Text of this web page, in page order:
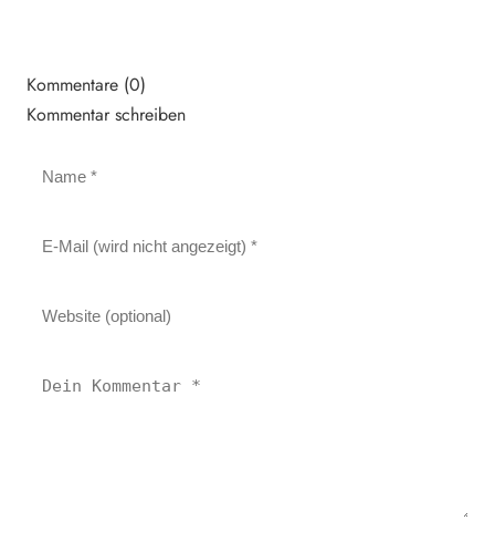
Kommentare (0)
Kommentar schreiben